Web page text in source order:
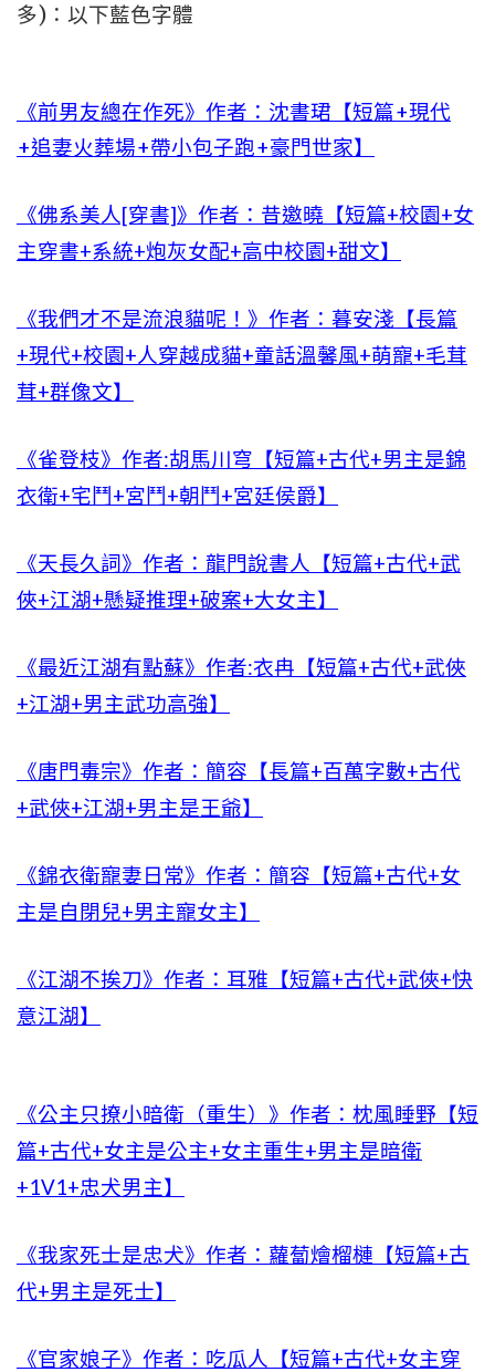
多)：以下藍色字體
《前男友總在作死》作者：沈書珺【短篇+現代
+追妻火葬場+帶小包子跑+豪門世家】
《佛系美人[穿書]》作者：昔邀曉【短篇+校園+女
主穿書+系統+炮灰女配+高中校園+甜文】
《我們才不是流浪貓呢！》作者：暮安淺【長篇
+現代+校園+人穿越成貓+童話溫馨風+萌寵+毛茸
茸+群像文】
《雀登枝》作者:胡馬川穹【短篇+古代+男主是錦
衣衛+宅鬥+宮鬥+朝鬥+宮廷侯爵】
《天長久詞》作者：龍門說書人【短篇+古代+武
俠+江湖+懸疑推理+破案+大女主】
《最近江湖有點蘇》作者:衣冉【短篇+古代+武俠
+江湖+男主武功高強】
《唐門毒宗》作者：簡容【長篇+百萬字數+古代
+武俠+江湖+男主是王爺】
《錦衣衛寵妻日常》作者：簡容【短篇+古代+女
主是自閉兒+男主寵女主】
《江湖不挨刀》作者：耳雅【短篇+古代+武俠+快
意江湖】
《公主只撩小暗衛（重生）》作者：枕風睡野【短
篇+古代+女主是公主+女主重生+男主是暗衛
+1V1+忠犬男主】
《我家死士是忠犬》作者：蘿蔔燴榴槤【短篇+古
代+男主是死士】
《官家娘子》作者：吃瓜人【短篇+古代+女主穿